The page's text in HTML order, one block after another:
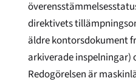
direktivets
äldre kontorsdokument
arkiverade inspelningar)
Redogörelsen är